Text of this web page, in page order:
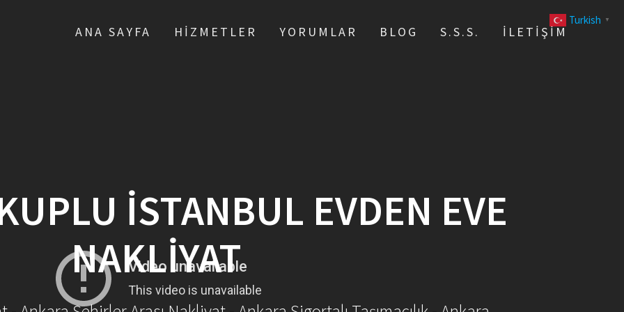
ANA SAYFA HIZMETLER YORUMLAR BLOG S.S.S. İLETIŞIM
İSTANBUL EVDEN EVE
NAKLIYAT
Turkish ▼